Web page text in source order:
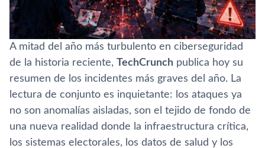
A mitad del año más turbulento en ciberseguridad
de la historia reciente, TechCrunch publica hoy su
resumen de los incidentes más graves del año. La
lectura de conjunto es inquietante: los ataques ya
no son anomalías aisladas, son el tejido de fondo de
una nueva realidad donde la infraestructura crítica,
los sistemas electorales, los datos de salud y los